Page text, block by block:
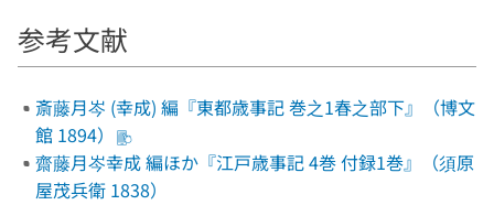
参考文献
斎藤月岑 (幸成) 編『東都歳事記 巻之1春之部下』（博文
館 1894）
齋藤月岑幸成 編ほか『江戸歳事記 4巻 付録1巻』（須原
屋茂兵衛 1838）